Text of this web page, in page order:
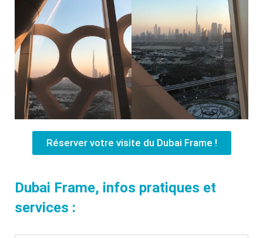
Réserver votre visite du Dubai Frame !
Dubai Frame, infos pratiques et
services :